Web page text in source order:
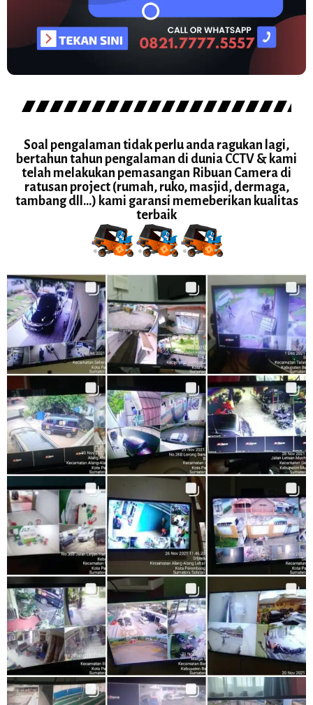
Soal pengalaman tidak perlu anda ragukan lagi,
bertahun tahun pengalaman di dunia CCTV & kami
telah melakukan pemasangan Ribuan Camera di
ratusan project (rumah, ruko, masjid, dermaga,
tambang dll...) kami garansi memeberikan kualitas
terbaik